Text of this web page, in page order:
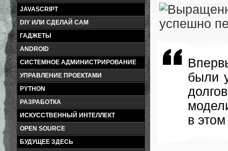
JAVASCRIPT
DIY ИЛИ СДЕЛАЙ САМ
ГАДЖЕТЫ
ANDROID
СИСТЕМНОЕ АДМИНИСТРИРОВАНИЕ
УПРАВЛЕНИЕ ПРОЕКТАМИ
PYTHON
РАЗРАБОТКА
ИСКУССТВЕННЫЙ ИНТЕЛЛЕКТ
OPEN SOURCE
БУДУЩЕЕ ЗДЕСЬ
были
в